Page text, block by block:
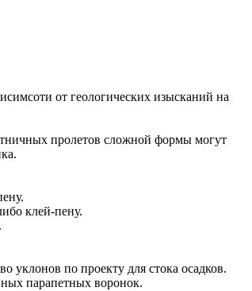
от геологических изысканий на
пролетов сложной формы могут
клей-пену.
уклонов по проекту для стока осадков.
парапетных воронок.